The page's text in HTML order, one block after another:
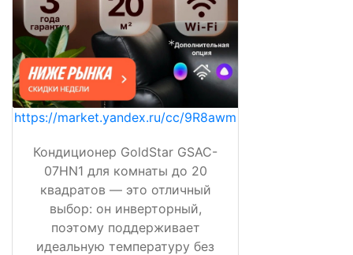
https://market.yandex.ru/cc/9R8awm
Кондиционер GoldStar GSAC-
07HN1 для комнаты до 20
квадратов — это отличный
выбор: он инверторный,
поэтому поддерживает
идеальную температуру без